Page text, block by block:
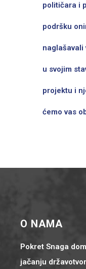
političara i
podršku
u svojim
projektu i
ćemo vas
O NAMA
Pokret Snaga
jačanju